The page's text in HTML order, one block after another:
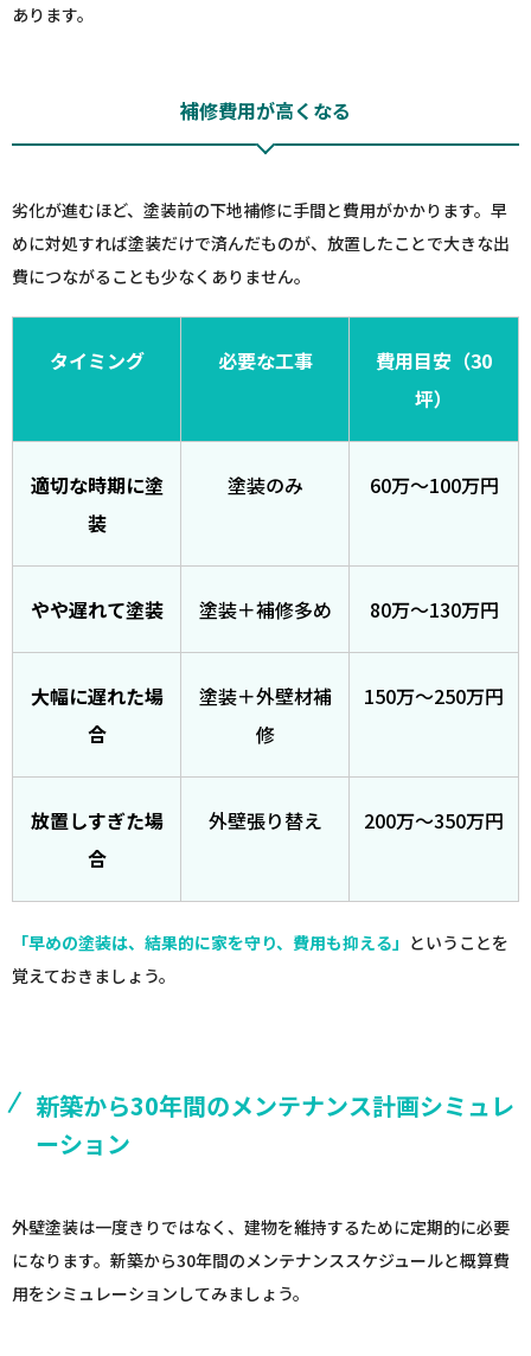
あります。
補修費用が高くなる
劣化が進むほど、塗装前の下地補修に手間と費用がかかります。早
めに対処すれば塗装だけで済んだものが、放置したことで大きな出
費につながることも少なくありません。
タイミング 必要な工事
費用目安（30
坪）
適切な時期に塗
装
塗装のみ 60万〜100万円
やや遅れて塗装 塗装＋補修多め 80万〜130万円
大幅に遅れた場
合
塗装＋外壁材補
修
150万〜250万円
放置しすぎた場
合
外壁張り替え 200万〜350万円
「早めの塗装は、結果的に家を守り、費用も抑える」 ということを
覚えておきましょう。
新築から30年間のメンテナンス計画シミュレ
ーション
外壁塗装は一度きりではなく、建物を維持するために定期的に必要
になります。新築から30年間のメンテナンススケジュールと概算費
用をシミュレーションしてみましょう。